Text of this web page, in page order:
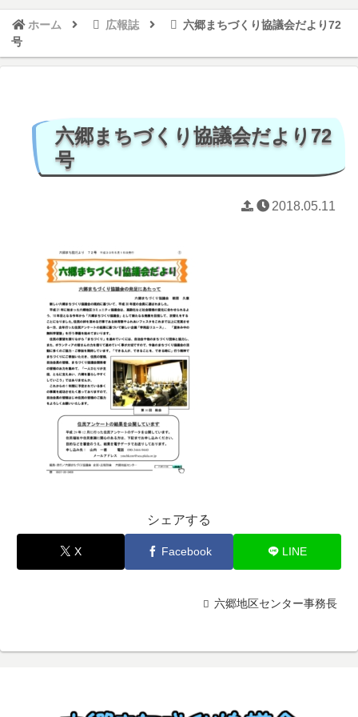
ホーム 広報誌
六郷まちづくり協議会だより72
号
六郷まちづくり協議会だより72
号
2018.05.11
シェアする
X Facebook LINE
六郷地区センター事務長